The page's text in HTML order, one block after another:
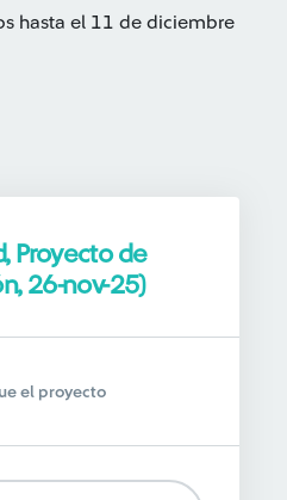
hasta el 11 de diciembre
Proyecto de
26-nov-25)
el proyecto